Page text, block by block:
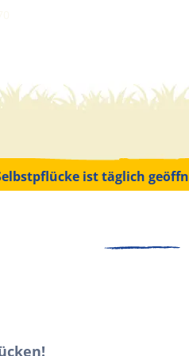
ist täglich geöffnet!